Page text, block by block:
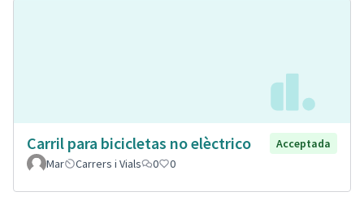
Carril para bicicletas no elèctrico
Acceptada
Mar
Carrers i Vials 0 0